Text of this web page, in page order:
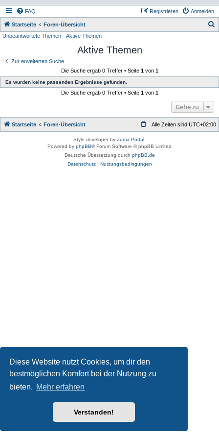
Diese Website nutzt Cookies, um dir den
bestmöglichen Komfort bei der Nutzung zu
bieten. Mehr erfahren
Verstanden!
FAQ Anmelden
Registrieren
Startseite Foren-Übersicht
Unbeantwortete Themen Aktive Themen
Aktive Themen
Zur erweiterten Suche
Die Suche ergab 0 Treffer • Seite 1von 1
Es wurden keine passenden Ergebnisse gefunden.
Die Suche ergab 0 Treffer • Seite 1von 1
Gehe zu
Startseite Foren-Übersicht Alle Zeiten sind UTC+02:00
Style developer by Zuma Portal
Powered by phpBB® Forum Software © phpBB Limited
Deutsche Übersetzung durch phpBB.de
Datenschutz| Nutzungsbedingungen